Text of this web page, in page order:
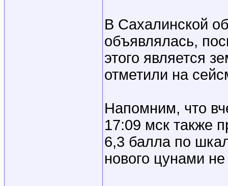
В Сахалинской
объявлялась,
этого является
отметили на
Напомним, что
17:09 мск также
6,3 балла по
нового цунами